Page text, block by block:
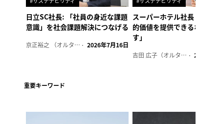
日立SC社長: 「社員の身近な課題
意識」を社会課題解決につなげる
京正裕之 （オルタナ副編集長） 2026年7月16日
スーパーホテル社長「地域
的価値を提供できるホテル
す」
吉田 広子（オルタナ輪番編集長） 2026年6
重要キーワード